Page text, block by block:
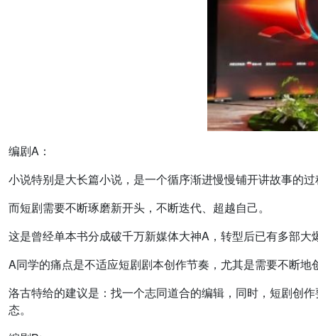
编剧A：
小说特别是大长篇小说，是一个循序渐进慢慢铺开讲故事的
而短剧需要不断琢磨新开头，不断迭代、超越自己。
这是曾经单本书分成破千万新媒体大神A，转型后已有多部
A同学的痛点是不适应短剧剧本创作节奏，尤其是需要不断地
洛古特给的建议是：找一个志同道合的编辑，同时，短剧创
态。